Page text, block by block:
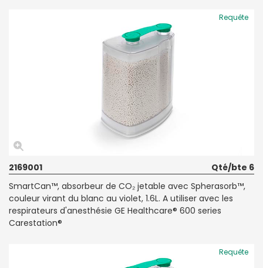
Requête
2169001
Qté/bte 6
SmartCan™, absorbeur de CO₂ jetable avec Spherasorb™,
couleur virant du blanc au violet, 1.6L. A utiliser avec les
respirateurs d'anesthésie GE Healthcare® 600 series
Carestation®
Requête